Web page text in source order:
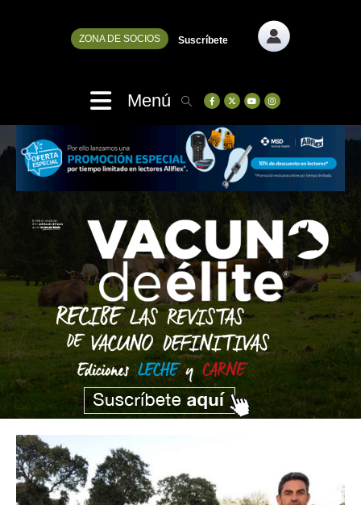
ZONA DE SOCIOS Suscríbete
Menú